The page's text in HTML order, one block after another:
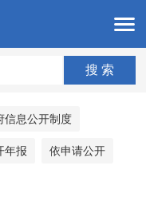
信息公开制度
年报 依申请公开